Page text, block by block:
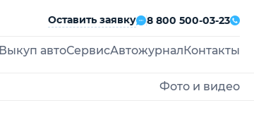
Оставить заявку 8 800 500-03-23
Выкуп автоСервисАвтожурнал Контакты
Фото и видео